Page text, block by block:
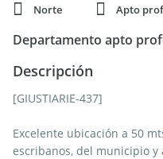
Norte
Departamento apto
Descripción
[GIUSTIARIE-437]
Excelente ubicación a 50
escribanos, del municipio y